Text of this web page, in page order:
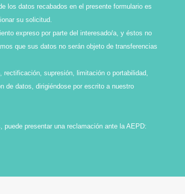
los datos recabados en el presente formulario es
su solicitud.
expreso por parte del interesado/a, y éstos no
que sus datos no serán objeto de transferencias
rectificación, supresión, limitación o portabilidad,
de datos, dirigiéndose por escrito a nuestro
presentar una reclamación ante la AEPD: